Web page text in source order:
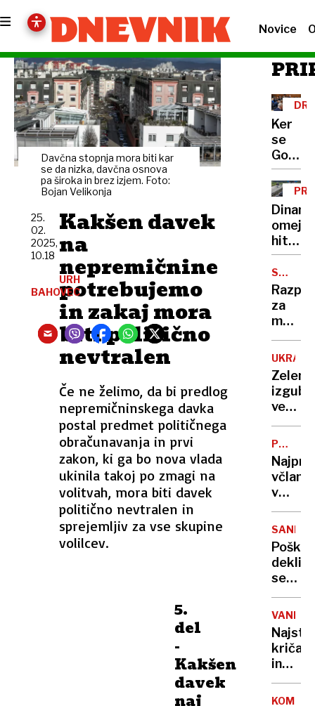
Novice
Davčna stopnja mora biti kar
se da nizka, davčna osnova
pa široka in brez izjem. Foto:
Bojan Velikonja
Kakšen davek
na
nepremičnine
potrebujemo
in zakaj mora
biti politično
nevtralen
Če ne želimo, da bi predlog
nepremičninskega davka
postal predmet političnega
obračunavanja in prvi
zakon, ki ga bo nova vlada
ukinila takoj po zmagi na
volitvah, mora biti davek
politično nevtralen in
sprejemljiv za vse skupine
volilcev.
25.
02.
2025,
10.18
URH
BAHOVEC
5.
del
-
Kakšen
davek
naj
Ker
se
Golob
ni
je
SDS
vlade
na
Brez
sankcij
bo
NABAVE
Razpis
za
v
javni
upravi
izgubil
Najprej
v
SDS,
nato
služba
v
deklica
se
bori
za
kričala
in
tolkla
po